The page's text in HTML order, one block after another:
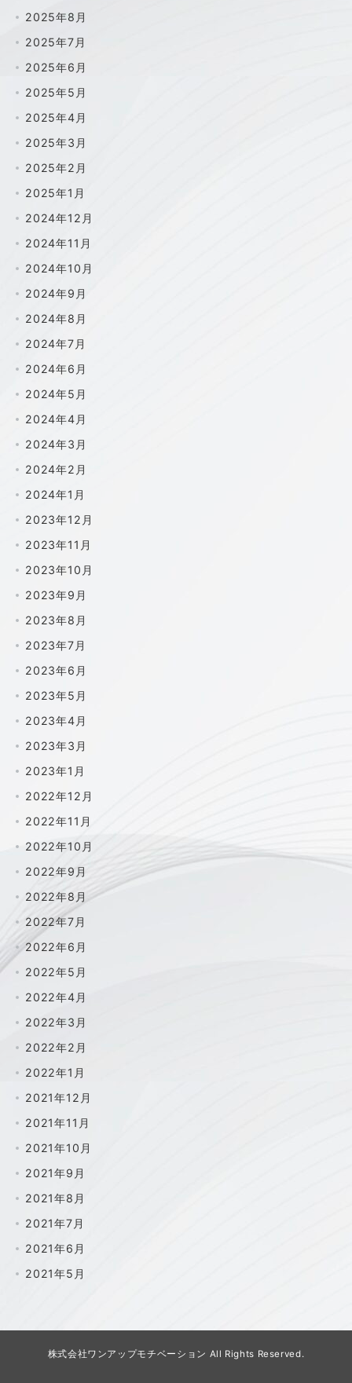
2025年8月
2025年7月
2025年6月
2025年5月
2025年4月
2025年3月
2025年2月
2025年1月
2024年12月
2024年11月
2024年10月
2024年9月
2024年8月
2024年7月
2024年6月
2024年5月
2024年4月
2024年3月
2024年2月
2024年1月
2023年12月
2023年11月
2023年10月
2023年9月
2023年8月
2023年7月
2023年6月
2023年5月
2023年4月
2023年3月
2023年1月
2022年12月
2022年11月
2022年10月
2022年9月
2022年8月
2022年7月
2022年6月
2022年5月
2022年4月
2022年3月
2022年2月
2022年1月
2021年12月
2021年11月
2021年10月
2021年9月
2021年8月
2021年7月
2021年6月
2021年5月
株式会社ワンアップモチベーション All Rights Reserved.